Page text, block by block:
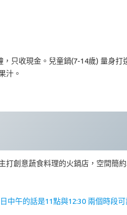
只收現金。兒童鍋(7-14歲) 量身打
汁。
創意蔬食料理的火鍋店，空間簡
中午的話是11點與12:30 兩個時段可